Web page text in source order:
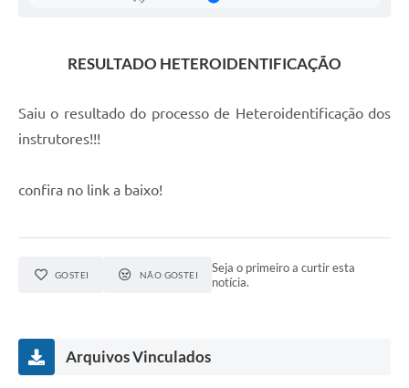
RESULTADO HETEROIDENTIFICAÇÃO
Saiu o resultado do processo de Heteroidentificação dos
instrutores!!!
confira no link a baixo!
GOSTEI NÃO GOSTEI
Seja o primeiro a curtir esta
notícia.
Arquivos Vinculados